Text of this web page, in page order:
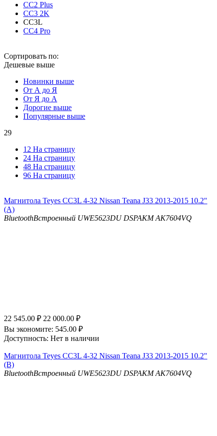
CC2 Plus
CC3 2K
CC3L
CC4 Pro
Сортировать по:
Дешевые выше
Новинки выше
От А до Я
От Я до А
Дорогие выше
Популярные выше
29
12 На страницу
24 На страницу
48 На страницу
96 На страницу
Магнитола Teyes CC3L 4-32 Nissan Teana J33 2013-2015 10.2"
(A)
BluetoothВстроенный UWE5623DU DSPAKM AK7604VQ
22 545.00 ₽ 22 000.00 ₽
Вы экономите: 545.00 ₽
Доступность: Нет в наличии
Магнитола Teyes CC3L 4-32 Nissan Teana J33 2013-2015 10.2"
(B)
BluetoothВстроенный UWE5623DU DSPAKM AK7604VQ